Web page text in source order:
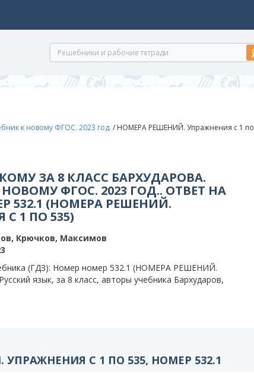
к новому ФГОС. 2023 год. / НОМЕРА РЕШЕНИЙ. Упражнения с 1 по
ЗА 8 КЛАСС БАРХУДАРОВА.
ФГОС. 2023 ГОД.. ОТВЕТ НА
532.1 (НОМЕРА РЕШЕНИЙ.
1 ПО 535)
Крючков, Максимов
(ГДЗ): Номер номер 532.1 (НОМЕРА РЕШЕНИЙ.
язык, за 8 класс, авторы учебника Бархударов,
С 1 ПО 535, НОМЕР 532.1